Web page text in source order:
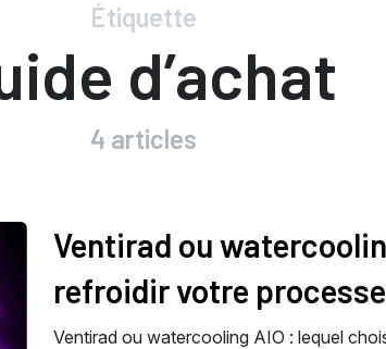
Étiquette
d’achat
4 articles
Ventirad ou
refroidir votre
Ventirad ou watercooling AIO : lequel